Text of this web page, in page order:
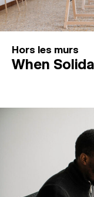
Hors les murs
When